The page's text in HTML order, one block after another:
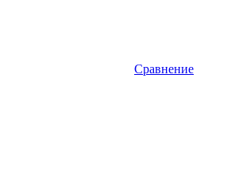
Сравнение